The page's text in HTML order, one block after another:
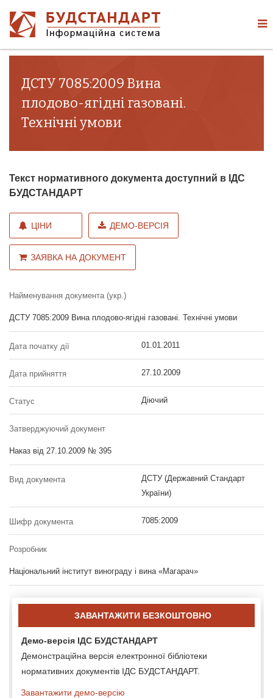
ДСТУ 7085:2009 Вина
плодово-ягідні газовані.
Технічні умови
Текст нормативного документа доступний в ІДС
БУДСТАНДАРТ
ЦІНИ ДЕМО-ВЕРСІЯ
ЗАЯВКА НА ДОКУМЕНТ
Найменування документа (укр.)
ДСТУ 7085:2009 Вина плодово-ягідні газовані. Технічні умови
Дата початку дії 01.01.2011
Дата прийняття 27.10.2009
Статус Діючий
Затверджуючий документ
Наказ від 27.10.2009 № 395
Вид документа
ДСТУ (Державний Стандарт
України)
Шифр документа 7085:2009
Розробник
Національний інститут винограду і вина «Магарач»
ЗАВАНТАЖИТИ БЕЗКОШТОВНО
Демо-версія ІДС БУДСТАНДАРТ
Демонстраційна версія електронної бібліотеки
нормативних документів ІДС БУДСТАНДАРТ.
Завантажити демо-версію